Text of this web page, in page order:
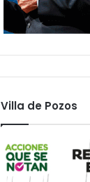
Villa de Pozos